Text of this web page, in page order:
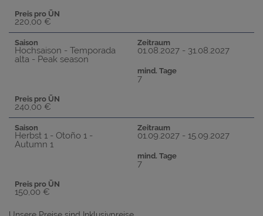
Preis pro ÜN
220,00 €
Saison
Hochsaison - Temporada
alta - Peak season
Zeitraum
01.08.2027 - 31.08.2027
mind. Tage
7
Preis pro ÜN
240,00 €
Saison
Herbst 1 - Otoño 1 -
Autumn 1
Zeitraum
01.09.2027 - 15.09.2027
mind. Tage
7
Preis pro ÜN
150,00 €